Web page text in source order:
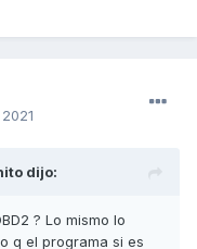
mejor,se lo hice hace
solo de los rodillos
pero eso del
ya son
que la k-xct,de echo
dijo:
? Lo mismo lo
q el programa si es